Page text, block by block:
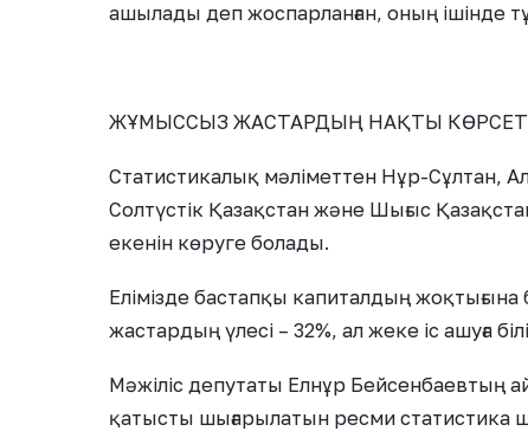
ашылады деп жоспарланған, оның ішінде
ЖҰМЫССЫЗ ЖАСТАРДЫҢ НАҚТЫ
Статистикалық мәліметтен Нұр-Сұлтан,
Солтүстік Қазақстан және Шығыс
екенін көруге болады.
Елімізде бастапқы капиталдың
жастардың үлесі – 32%, ал жеке іс ашуға
Мәжіліс депутаты Елнұр
қатысты шығарылатын ресми статистика